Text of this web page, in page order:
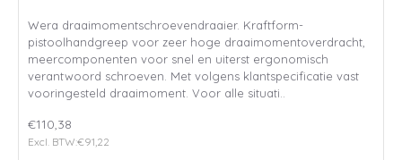
Wera draaimomentschroevendraaier. Kraftform-
pistoolhandgreep voor zeer hoge draaimomentoverdracht,
meercomponenten voor snel en uiterst ergonomisch
verantwoord schroeven. Met volgens klantspecificatie vast
vooringesteld draaimoment. Voor alle situati..
€110,38
Excl. BTW:€91,22